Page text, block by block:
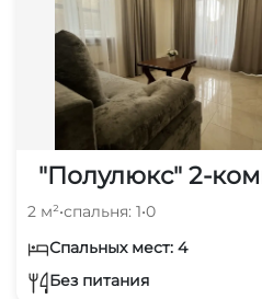
"Полулюкс" 2-
2 м²•спальня: 1•0
Спальных мест: 4
Без питания